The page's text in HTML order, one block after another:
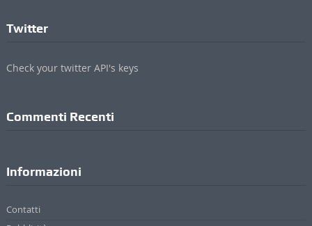
Twitter
Check your twitter API's keys
Commenti Recenti
Informazioni
Contatti